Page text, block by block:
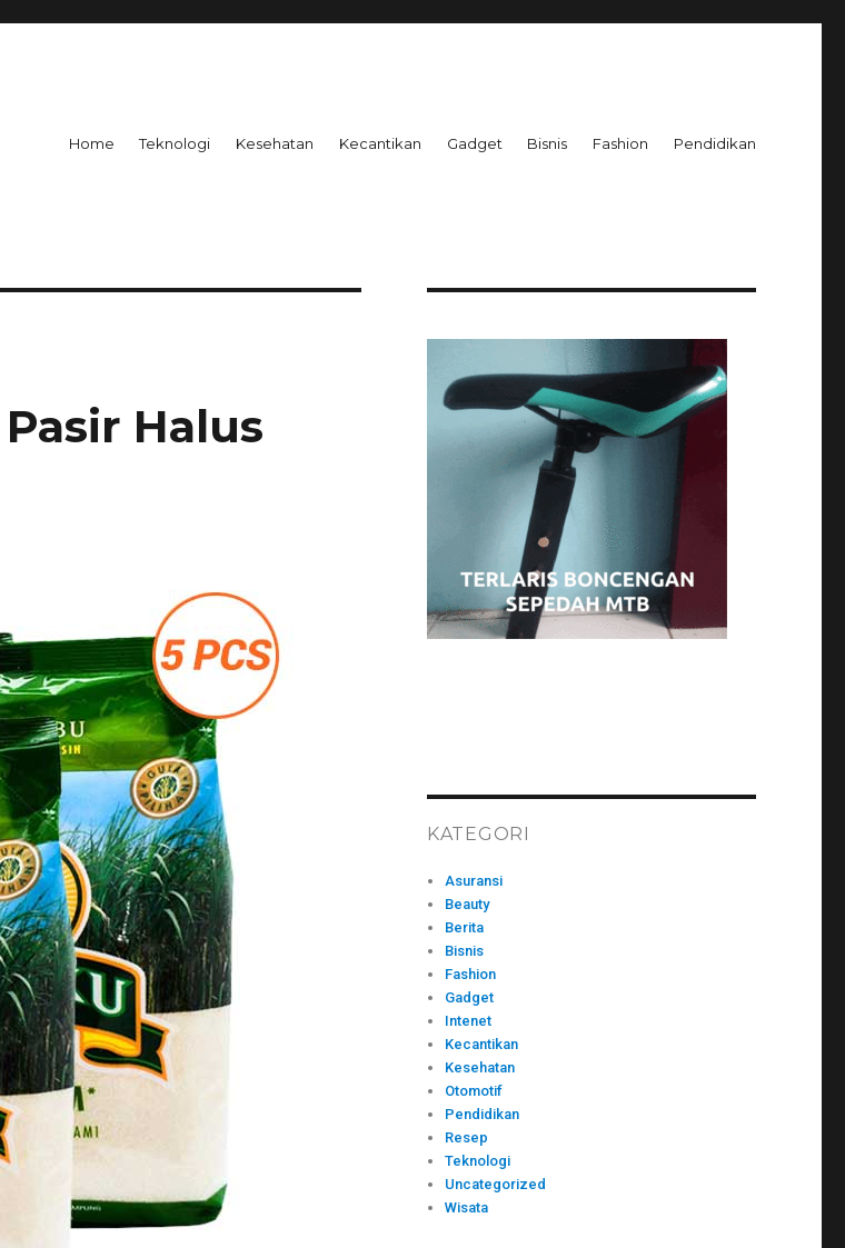
Home Teknologi Kesehatan Kecantikan Gadget Bisnis Fashion Pendidikan
Halus
KATEGORI
Asuransi
Beauty
Berita
Bisnis
Fashion
Gadget
Intenet
Kecantikan
Kesehatan
Otomotif
Pendidikan
Resep
Teknologi
Uncategorized
Wisata